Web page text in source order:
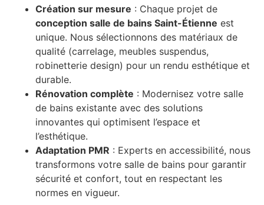
Création sur mesure : Chaque projet de
conception salle de bains Saint-Étienne est
unique. Nous sélectionnons des matériaux de
qualité (carrelage, meubles suspendus,
robinetterie design) pour un rendu esthétique et
durable.
Rénovation complète : Modernisez votre salle
de bains existante avec des solutions
innovantes qui optimisent l’espace et
l’esthétique.
Adaptation PMR : Experts en accessibilité, nous
transformons votre salle de bains pour garantir
sécurité et confort, tout en respectant les
normes en vigueur.